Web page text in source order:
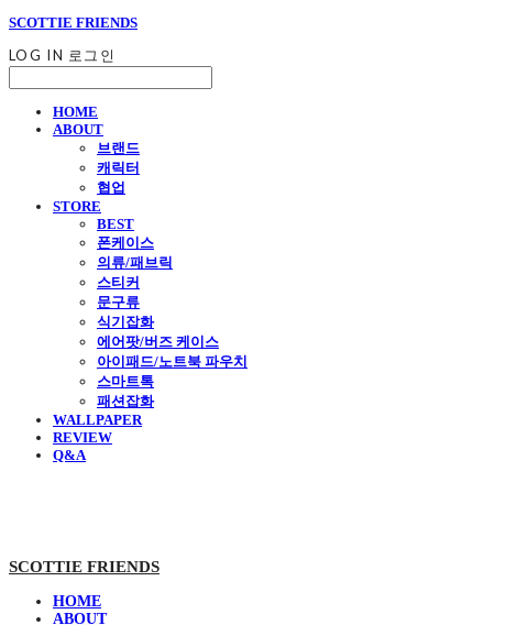
SCOTTIE FRIENDS
LOG IN 로그인
HOME
ABOUT
브랜드
캐릭터
협업
STORE
BEST
폰케이스
의류/패브릭
스티커
문구류
식기잡화
에어팟/버즈 케이스
아이패드/노트북 파우치
스마트톡
패션잡화
WALLPAPER
REVIEW
Q&A
SCOTTIE FRIENDS
HOME
ABOUT